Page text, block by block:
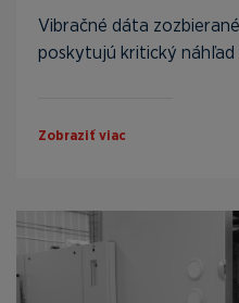
Vibračné dáta
poskytujú kritický
Zobraziť viac